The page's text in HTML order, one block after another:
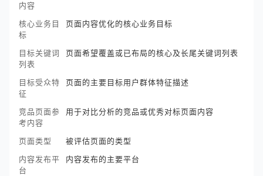
内容
核心业务目
标
页面内容优化的核心业务目标
目标关键词
列表
页面希望覆盖或已布局的核心及长尾关键词列表
目标受众特
征
页面的主要目标用户群体特征描述
竞品页面参
考内容
用于对比分析的竞品或优秀对标页面内容
页面类型
被评估页面的类型
内容发布平
台
内容发布的主要平台